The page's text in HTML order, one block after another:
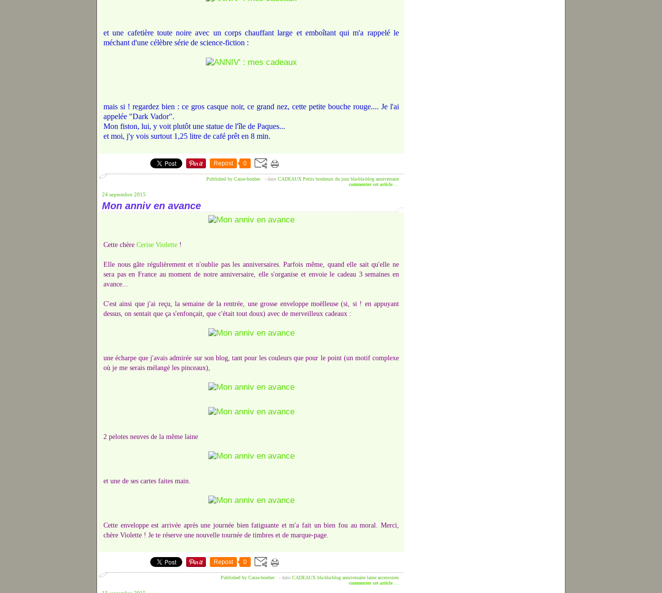
et une cafetière toute noire avec un corps chauffant large et emboîtant qui m'a rappelé le
méchant d'une célèbre série de science-fiction :
mais si ! regardez bien : ce gros casque noir, ce grand nez, cette petite bouche rouge.... Je l'ai
appelée "Dark Vador".
Mon fiston, lui, y voit plutôt une statue de l'île de Paques...
et moi, j'y vois surtout 1,25 litre de café prêt en 8 min.
Repost 0
Published by Casse-bonbec - dans CADEAUX Petits bonheurs du jour bla-bla-blog anniversaire
commenter cet article
24 septembre 2015
Mon anniv en avance
Cette chère Cerise Violette !
Elle nous gâte régulièrement et n'oublie pas les anniversaires. Parfois même, quand elle sait qu'elle ne
sera pas en France au moment de notre anniversaire, elle s'organise et envoie le cadeau 3 semaines en
avance...
C'est ainsi que j'ai reçu, la semaine de la rentrée, une grosse enveloppe moëlleuse (si, si ! en appuyant
dessus, on sentait que ça s'enfonçait, que c'était tout doux) avec de merveilleux cadeaux :
une écharpe que j'avais admirée sur son blog, tant pour les couleurs que pour le point (un motif complexe
où je me serais mélangé les pinceaux),
2 pelotes neuves de la même laine
et une de ses cartes faites main.
Cette enveloppe est arrivée après une journée bien fatiguante et m'a fait un bien fou au moral. Merci,
chère Violette ! Je te réserve une nouvelle tournée de timbres et de marque-page.
Repost 0
Published by Casse-bonbec - dans CADEAUX bla-bla-blog anniversaire laine accessoires
commenter cet article